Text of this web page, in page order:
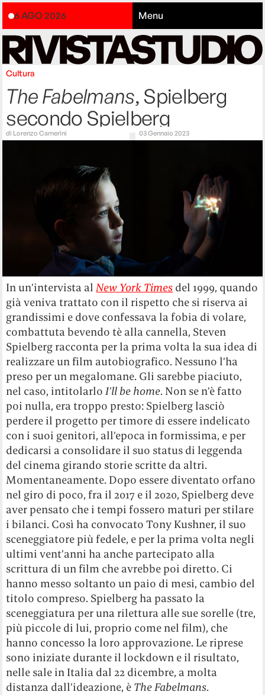
6 AGO 2026 Menu
Cultura
The Fabelmans, Spielberg
secondo Spielberg
di Lorenzo Camerini 03 Gennaio 2023
In un’intervista alNew York Times del 1999, quando
già veniva trattato con il rispetto che si riserva ai
grandissimi e dove confessava la fobia di volare,
combattuta bevendo tè alla cannella, Steven
Spielberg racconta per la prima volta la sua idea di
realizzare un film autobiografico. Nessuno l’ha
preso per un megalomane. Gli sarebbe piaciuto,
nel caso, intitolarloI’ll be home. Non se n’è fatto
poi nulla, era troppo presto: Spielberg lasciò
perdere il progetto per timore di essere indelicato
con i suoi genitori, all’epoca in formissima, e per
dedicarsi a consolidare il suo status di leggenda
del cinema girando storie scritte da altri.
Momentaneamente. Dopo essere diventato orfano
nel giro di poco, fra il 2017 e il 2020, Spielberg deve
aver pensato che i tempi fossero maturi per stilare
i bilanci. Così ha convocato Tony Kushner, il suo
sceneggiatore più fedele, e per la prima volta negli
ultimi vent’anni ha anche partecipato alla
scrittura di un film che avrebbe poi diretto. Ci
hanno messo soltanto un paio di mesi, cambio del
titolo compreso. Spielberg ha passato la
sceneggiatura per una rilettura alle sue sorelle (tre,
più piccole di lui, proprio come nel film), che
hanno concesso la loro approvazione. Le riprese
sono iniziate durante il lockdown e il risultato,
nelle sale in Italia dal 22 dicembre, a molta
distanza dall’ideazione, è The Fabelmans.